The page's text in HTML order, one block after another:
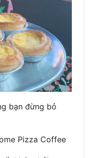
bạn đừng bỏ
Pizza Coffee